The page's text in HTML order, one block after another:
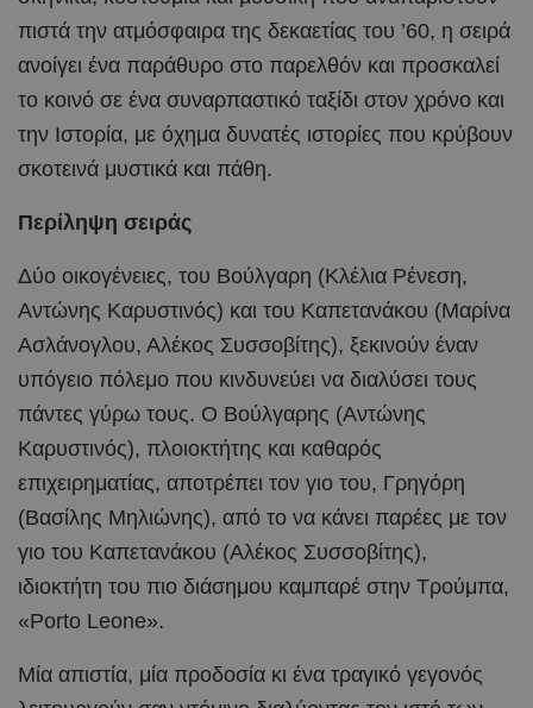
πιστά την ατμόσφαιρα της δεκαετίας του ’60, η σειρά
ανοίγει ένα παράθυρο στο παρελθόν και προσκαλεί
το κοινό σε ένα συναρπαστικό ταξίδι στον χρόνο και
την Ιστορία, με όχημα δυνατές ιστορίες που κρύβουν
σκοτεινά μυστικά και πάθη.
Περίληψη σειράς
Δύο οικογένειες, του Βούλγαρη (Κλέλια Ρένεση,
Αντώνης Καρυστινός) και του Καπετανάκου (Μαρίνα
Ασλάνογλου, Αλέκος Συσσοβίτης), ξεκινούν έναν
υπόγειο πόλεμο που κινδυνεύει να διαλύσει τους
πάντες γύρω τους. Ο Βούλγαρης (Αντώνης
Καρυστινός), πλοιοκτήτης και καθαρός
επιχειρηματίας, αποτρέπει τον γιο του, Γρηγόρη
(Βασίλης Μηλιώνης), από το να κάνει παρέες με τον
γιο του Καπετανάκου (Αλέκος Συσσοβίτης),
ιδιοκτήτη του πιο διάσημου καμπαρέ στην Τρούμπα,
«Porto Leone».
Μία απιστία, μία προδοσία κι ένα τραγικό γεγονός